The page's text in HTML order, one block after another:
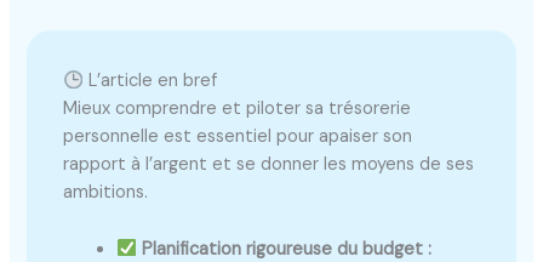
L’article en bref
Mieux comprendre et piloter sa trésorerie
personnelle est essentiel pour apaiser son
rapport à l’argent et se donner les moyens de ses
ambitions.
Planification rigoureuse du budget :